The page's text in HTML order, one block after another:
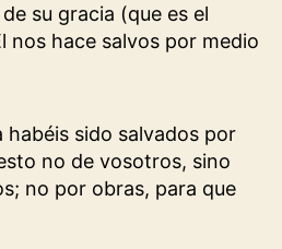
su gracia (que es el
nos hace salvos por medio
habéis sido salvados por
no de vosotros, sino
no por obras, para que